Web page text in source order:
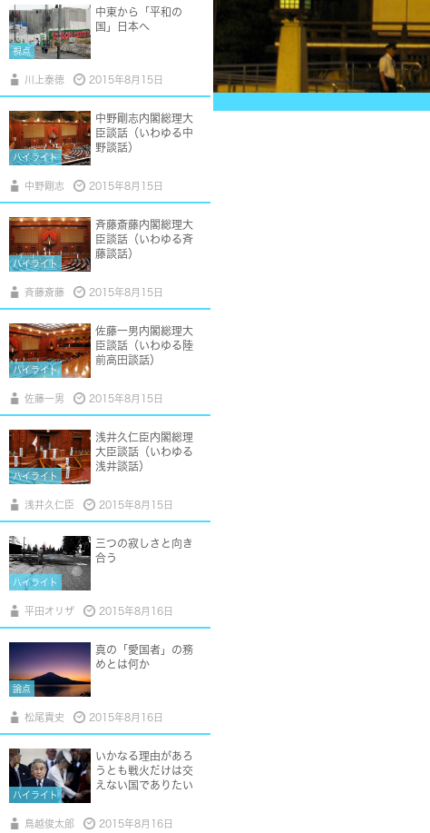
視点
中東から「平和の
国」日本へ
川上泰徳 2015年8月15日
ハイライト
中野剛志内閣総理大
臣談話（いわゆる中
野談話）
中野剛志 2015年8月15日
ハイライト
斉藤斎藤内閣総理大
臣談話（いわゆる斉
藤談話）
斉藤斎藤 2015年8月15日
ハイライト
佐藤一男内閣総理大
臣談話（いわゆる陸
前高田談話）
佐藤一男 2015年8月15日
ハイライト
浅井久仁臣内閣総理
大臣談話（いわゆる
浅井談話）
浅井久仁臣 2015年8月15日
ハイライト
三つの寂しさと向き
合う
平田オリザ 2015年8月16日
論点
真の「愛国者」の務
めとは何か
松尾貴史 2015年8月16日
ハイライト
いかなる理由があろ
うとも戦火だけは交
えない国でありたい
鳥越俊太郎 2015年8月16日